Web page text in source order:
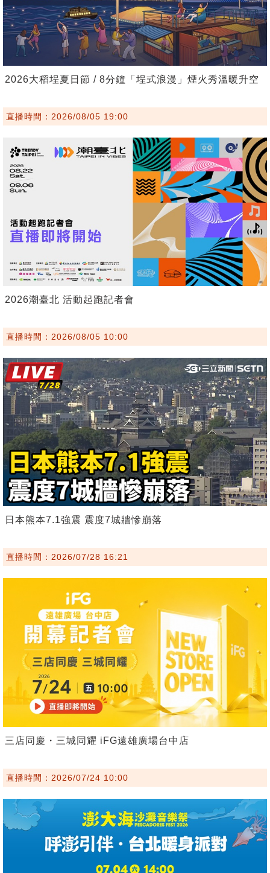
2026大稻埕夏日節 / 8分鐘「埕式浪漫」煙火秀溫暖升空
直播時間：2026/08/05 19:00
2026潮臺北 活動起跑記者會
直播時間：2026/08/05 10:00
日本熊本7.1強震 震度7城牆慘崩落
直播時間：2026/07/28 16:21
三店同慶・三城同耀 iFG遠雄廣場台中店
直播時間：2026/07/24 10:00